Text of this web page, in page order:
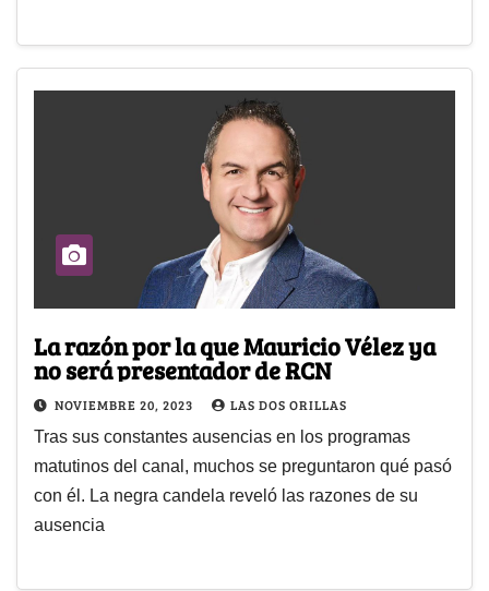
La razón por la que Mauricio Vélez ya
no será presentador de RCN
NOVIEMBRE 20, 2023 LAS DOS ORILLAS
Tras sus constantes ausencias en los programas
matutinos del canal, muchos se preguntaron qué pasó
con él. La negra candela reveló las razones de su
ausencia